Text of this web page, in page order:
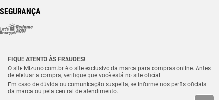
SEGURANÇA
FIQUE ATENTO ÀS FRAUDES!
O site Mizuno.com.br é o site exclusivo da marca para compras online. Antes
de efetuar a compra, verifique que você está no site oficial.
Em caso de dúvida ou comunicação suspeita, se informe nos perfis oficiais
da marca ou pela central de atendimento.